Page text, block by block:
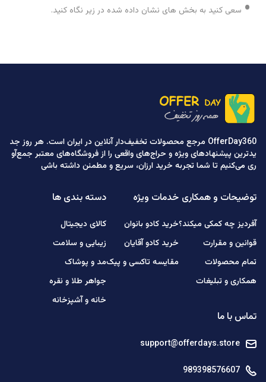
سعی کنید به بخش های نشان داده شده در زیر نگاه کنید.
OfferDay360 مرجع محصولات تخفیف‌دار آنلاین در ایران است. هر روز جد
یدترین پیشنهادهای ویژه و حراج‌های واقعی را از فروشگاه‌های معتبر جمع‌آو
ری می‌کنیم تا شما تجربه خرید ارزان، سریع و مطمئن داشته باشی
توضیحات و همکاری
آفردیز چه کمکی میکند؟
قوانین و مقرارت
تمام محصولات
همکاری و تبلیغات
خدمات ویژه
خرید کادو بانوان
خرید کادو آقایان
مقایسه تاکسی و پیک
دسته بندی ها
کالای دیجیتال
زیبایی و سلامت
مد و پوشاک
جواهر طلا و نقره
خانه و آشپزخانه
تماس با ما
support@offerdays.store
989398576607